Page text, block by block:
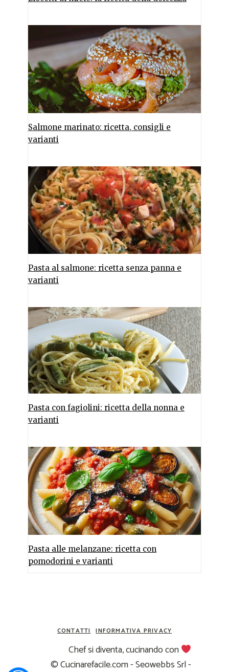
Salmone marinato: ricetta, consigli e
varianti
Pasta al salmone: ricetta senza panna e
varianti
Pasta con fagiolini: ricetta della nonna e
varianti
Pasta alle melanzane: ricetta con
pomodorini e varianti
CONTATTI INFORMATIVA PRIVACY
Chef si diventa, cucinando con
© Cucinarefacile.com - Seowebbs Srl -